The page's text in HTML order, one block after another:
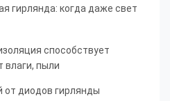
гирлянда: когда даже свет
способствует
влаги, пыли
от диодов гирлянды